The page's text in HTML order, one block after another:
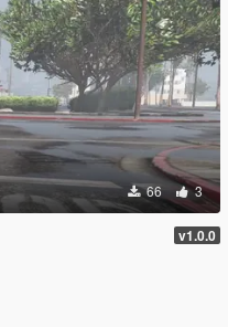
66 3
v1.0.0